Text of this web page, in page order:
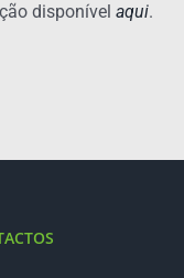
disponível aqui.